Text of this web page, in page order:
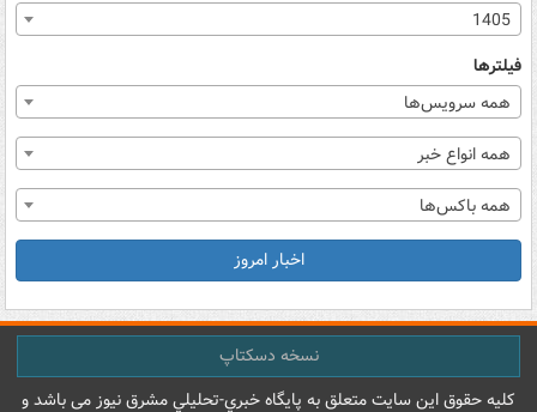
1405
فیلترها
همه سرویس‌ها
همه انواع خبر
همه باکس‌ها
اخبار امروز
نسخه دسکتاپ
کليه حقوق اين سايت متعلق به پایگاه خبري-تحليلي مشرق نيوز می باشد و